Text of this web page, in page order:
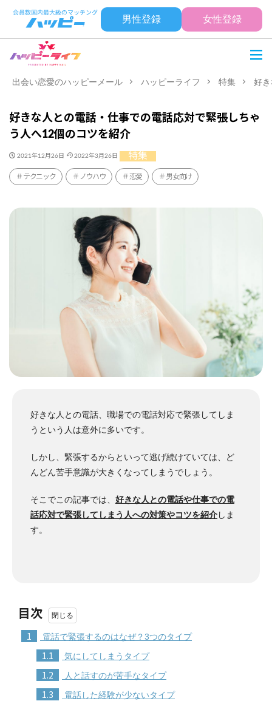
男性登録 女性登録
出会い恋愛のハッピーメール ハッピーライフ 特集 好
好きな人との電話・仕事での電話応対で緊張しちゃ
う人へ12個のコツを紹介
2021年12月26日 2022年3月26日 特集
テクニック ノウハウ 恋愛 男女向け
好きな人との電話、職場での電話対応で緊張してしま
うという人は意外に多いです。
しかし、緊張するからといって逃げ続けていては、ど
んどん苦手意識が大きくなってしまうでしょう。
そこでこの記事では、 好きな人との電話や仕事での電
話応対で緊張してしまう人への対策やコツを紹介しま
す。
目次
1 電話で緊張するのはなぜ？3つのタイプ
1.1 気にしてしまうタイプ
1.2 人と話すのが苦手なタイプ
1.3 電話した経験が少ないタイプ